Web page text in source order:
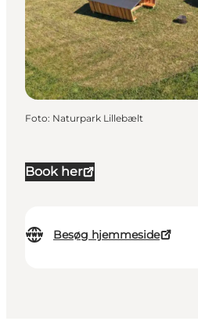
Book her
Besøg hjemmeside
Foto: Naturpark Lillebælt